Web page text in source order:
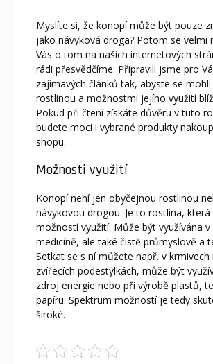
Myslíte si, že konopímůže být pouze
jako návyková droga? Potom se velmi
Vás o tom na našich internetových
rádi přesvědčíme. Připravili jsme pro
zajímavých článků tak, abyste se
rostlinou a možnostmi jejího využití
Pokud při čtení získáte důvěru v tuto
budete moci i vybrané produkty
shopu.
Možnosti využití
Konopí není jen obyčejnou rostlinou
návykovou drogou. Je to rostlina,
možností využití. Může být využívána v
medicíně, ale také čistě průmyslově a
Setkat se s ní můžete např. v krmivech
zvířecích podestýlkách, může být
zdroj energie nebo při výrobě plastů,
papíru. Spektrum možností je tedy
široké.